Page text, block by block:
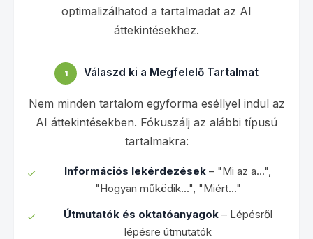
optimalizálhatod a tartalmadat az AI
áttekintésekhez.
1 Válaszd ki a Megfelelő Tartalmat
Nem minden tartalom egyforma eséllyel indul az
AI áttekintésekben. Fókuszálj az alábbi típusú
tartalmakra:
Információs lekérdezések – "Mi az a...",
"Hogyan működik...", "Miért..."
Útmutatók és oktatóanyagok– Lépésről
lépésre útmutatók